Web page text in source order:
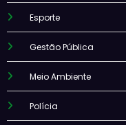
Esporte
Gestão Pública
Meio Ambiente
Polícia